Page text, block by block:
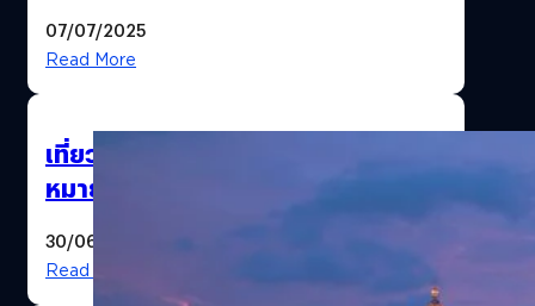
07/07/2025
Read More
เที่ยวไทยตั้งเป้า ! ดันกรุงเทพฯ เป็นจุด
หมายสุดหรูของ นทท. อเมริกัน คาด
โกยรายได้เกือบ 2 ล้านล้านบาท
30/06/2025
Read More